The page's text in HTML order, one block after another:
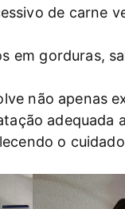
de carne
em gorduras,
não apenas
o